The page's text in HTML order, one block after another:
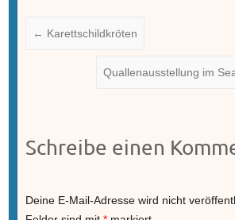
← Karettschildkröten
Quallenausstellung im
Schreibe einen
Deine E-Mail-Adresse wird nicht